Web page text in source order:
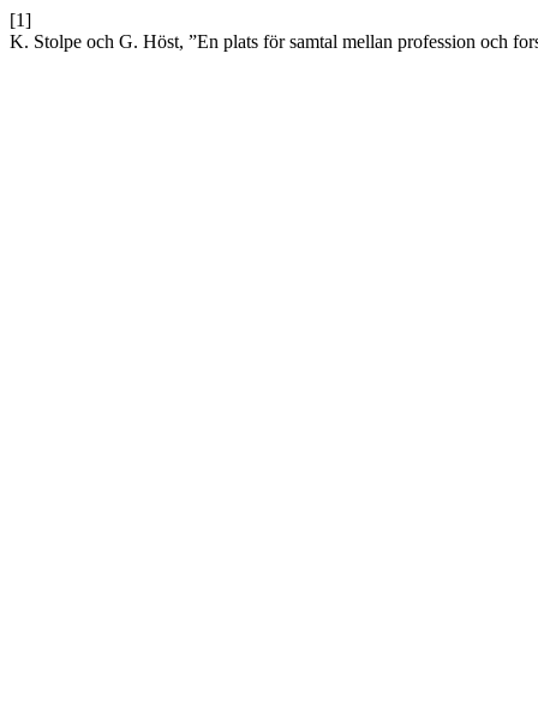
[1]
K. Stolpe och G. Höst, ”En plats för samtal mellan profession och